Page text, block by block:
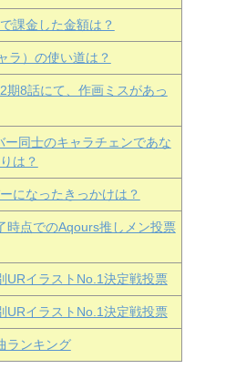
課金した金額は？
ラ）の使い道は？
期8話にて、作画ミスがあっ
ー同士のキャラチェンであな
は？
になったきっかけは？
時点でのAqours推しメン投票
URイラストNo.1決定戦投票
URイラストNo.1決定戦投票
ランキング